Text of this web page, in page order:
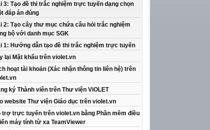
3: Tạo đề thi trắc nghiệm trực tuyến dạng chọn
đáp án đúng
2: Tạo cây thư mục chứa câu hỏi trắc nghiệm
bộ với danh mục SGK
1: Hướng dẫn tạo đề thi trắc nghiệm trực tuyến
lại Mật khẩu trên violet.vn
hoạt tài khoản (Xác nhận thông tin liên hệ) trên
ký Thành viên trên Thư viện ViOLET
website Thư viện Giáo dục trên violet.vn
trợ trực tuyến trên violet.vn bằng Phần mềm điều
máy tính từ xa TeamViewer